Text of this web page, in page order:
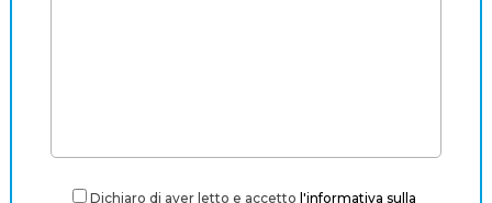
Dichiaro di aver letto e accetto l'informativa sulla